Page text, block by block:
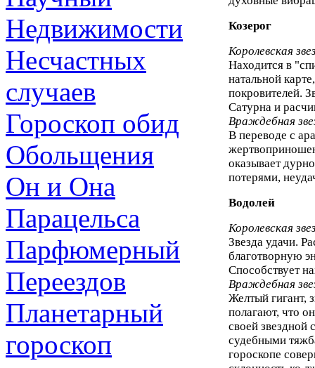
Недвижимости
Несчастных
случаев
Гороскоп обид
Обольщения
Он и Она
Парацельса
Парфюмерный
Переездов
Планетарный
гороскоп
Козерог
Королевская
Находится в
натальной
покровителей.
Сатурна и
Враждебная
В переводе с
оказывает
потерями,
Водолей
Королевская
Звезда удачи.
благотворную
Способствует
Враждебная
Желтый гигант,
полагают, что
своей звездной
судебными
гороскопе